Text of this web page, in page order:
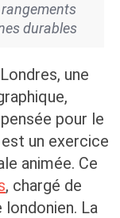
durables
une
pour le
un exercice
animée. Ce
, chargé de
La